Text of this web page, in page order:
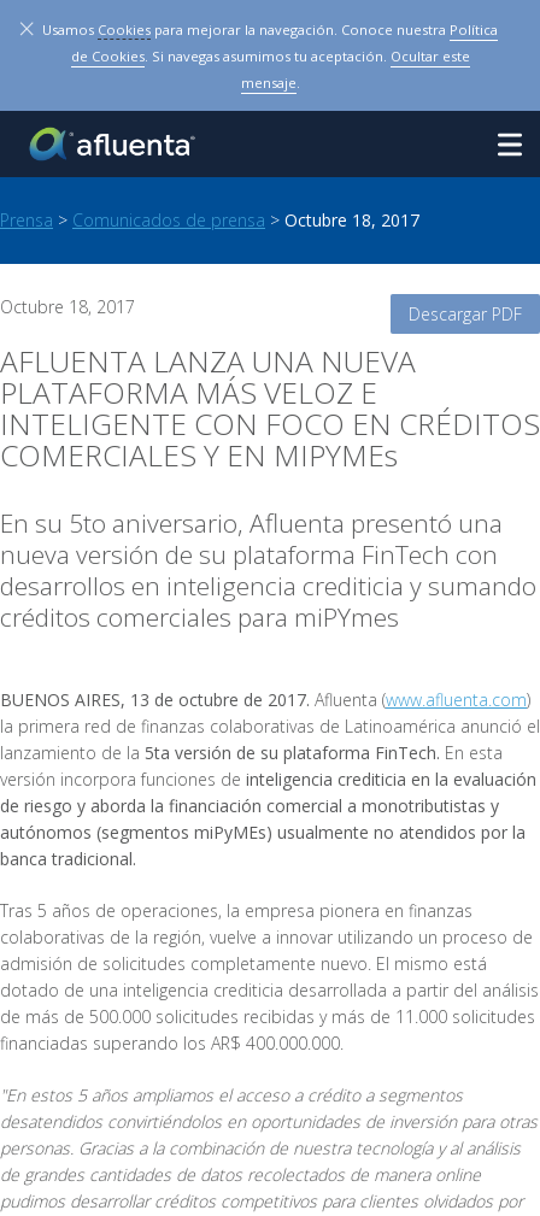
× Usamos Cookies para mejorar la navegación. Conoce nuestra Política
de Cookies. Si navegas asumimos tu aceptación. Ocultar este
mensaje.
Prensa > Comunicados de prensa > Octubre 18, 2017
Octubre 18, 2017 Descargar PDF
AFLUENTA LANZA UNA NUEVA
PLATAFORMA MÁS VELOZ E
INTELIGENTE CON FOCO EN CRÉDITOS
COMERCIALES Y EN MIPYMEs
En su 5to aniversario, Afluenta presentó una
nueva versión de su plataforma FinTech con
desarrollos en inteligencia crediticia y sumando
créditos comerciales para miPYmes
BUENOS AIRES, 13 de octubre de 2017. Afluenta (www.afluenta.com)
la primera red de finanzas colaborativas de Latinoamérica anunció el
lanzamiento de la 5ta versión de su plataforma FinTech. En esta
versión incorpora funciones de inteligencia crediticia en la evaluación
de riesgo y aborda la financiación comercial a monotributistas y
autónomos (segmentos miPyMEs) usualmente no atendidos por la
banca tradicional.
Tras 5 años de operaciones, la empresa pionera en finanzas
colaborativas de la región, vuelve a innovar utilizando un proceso de
admisión de solicitudes completamente nuevo. El mismo está
dotado de una inteligencia crediticia desarrollada a partir del análisis
de más de 500.000 solicitudes recibidas y más de 11.000 solicitudes
financiadas superando los AR$ 400.000.000.
"En estos 5 años ampliamos el acceso a crédito a segmentos
desatendidos convirtiéndolos en oportunidades de inversión para otras
personas. Gracias a la combinación de nuestra tecnología y al análisis
de grandes cantidades de datos recolectados de manera online
pudimos desarrollar créditos competitivos para clientes olvidados por